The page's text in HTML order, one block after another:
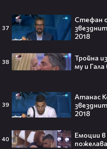
37
Стефан
2018
38
Тройна
му и
39
Атанас
2018
40
Емоции
Селена
си ден:
се
могат
„Ако